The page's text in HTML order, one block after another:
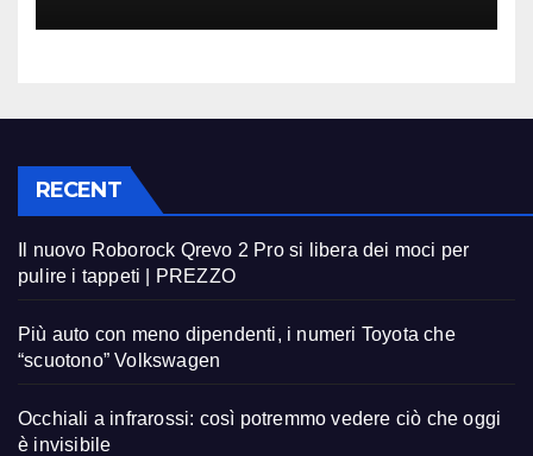
RECENT
Il nuovo Roborock Qrevo 2 Pro si libera dei moci per
pulire i tappeti | PREZZO
Più auto con meno dipendenti, i numeri Toyota che
“scuotono” Volkswagen
Occhiali a infrarossi: così potremmo vedere ciò che oggi
è invisibile